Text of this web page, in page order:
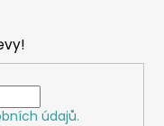
údajů.